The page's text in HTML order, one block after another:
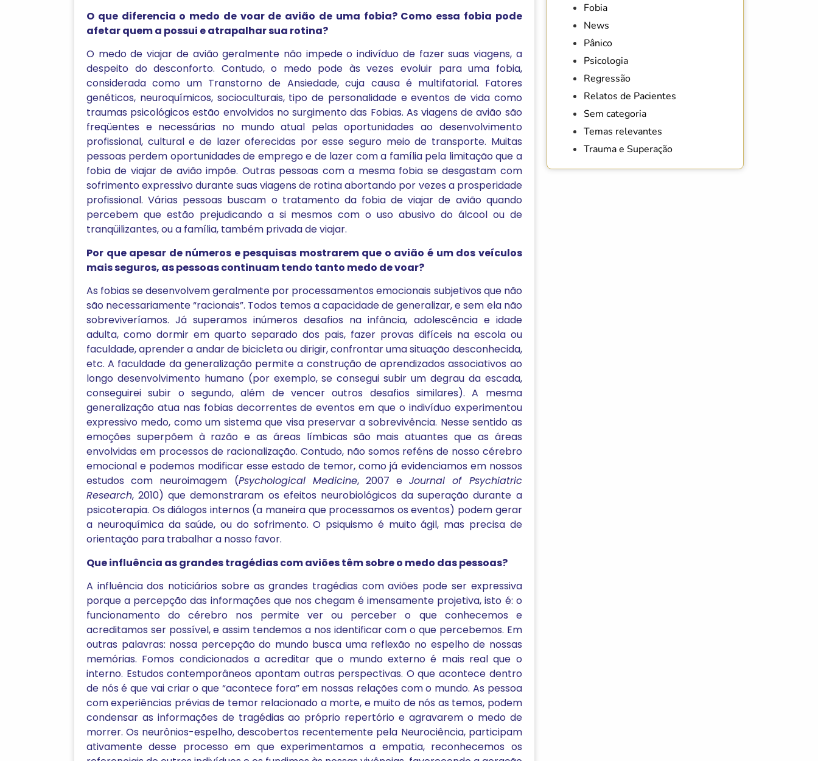
O que diferencia o medo de voar de avião de uma fobia? Como essa fobia pode
afetar quem a possui e atrapalhar sua rotina?
O medo de viajar de avião geralmente não impede o indivíduo de fazer suas viagens, a
despeito do desconforto. Contudo, o medo pode às vezes evoluir para uma fobia,
considerada como um Transtorno de Ansiedade, cuja causa é multifatorial. Fatores
genéticos, neuroquímicos, socioculturais, tipo de personalidade e eventos de vida como
traumas psicológicos estão envolvidos no surgimento das Fobias. As viagens de avião são
freqüentes e necessárias no mundo atual pelas oportunidades ao desenvolvimento
profissional, cultural e de lazer oferecidas por esse seguro meio de transporte. Muitas
pessoas perdem oportunidades de emprego e de lazer com a família pela limitação que a
fobia de viajar de avião impõe. Outras pessoas com a mesma fobia se desgastam com
sofrimento expressivo durante suas viagens de rotina abortando por vezes a prosperidade
profissional. Várias pessoas buscam o tratamento da fobia de viajar de avião quando
percebem que estão prejudicando a si mesmos com o uso abusivo do álcool ou de
tranqüilizantes, ou a família, também privada de viajar.
Por que apesar de números e pesquisas mostrarem que o avião é um dos veículos
mais seguros, as pessoas continuam tendo tanto medo de voar?
As fobias se desenvolvem geralmente por processamentos emocionais subjetivos que não
são necessariamente “racionais”. Todos temos a capacidade de generalizar, e sem ela não
sobreviveríamos. Já superamos inúmeros desafios na infância, adolescência e idade
adulta, como dormir em quarto separado dos pais, fazer provas difíceis na escola ou
faculdade, aprender a andar de bicicleta ou dirigir, confrontar uma situação desconhecida,
etc. A faculdade da generalização permite a construção de aprendizados associativos ao
longo desenvolvimento humano (por exemplo, se consegui subir um degrau da escada,
conseguirei subir o segundo, além de vencer outros desafios similares). A mesma
generalização atua nas fobias decorrentes de eventos em que o indivíduo experimentou
expressivo medo, como um sistema que visa preservar a sobrevivência. Nesse sentido as
emoções superpõem à razão e as áreas límbicas são mais atuantes que as áreas
envolvidas em processos de racionalização. Contudo, não somos reféns de nosso cérebro
emocional e podemos modificar esse estado de temor, como já evidenciamos em nossos
estudos com neuroimagem (Psychological Medicine, 2007 eJournal of Psychiatric
Research, 2010) que demonstraram os efeitos neurobiológicos da superação durante a
psicoterapia. Os diálogos internos (a maneira que processamos os eventos) podem gerar
a neuroquímica da saúde, ou do sofrimento. O psiquismo é muito ágil, mas precisa de
orientação para trabalhar a nosso favor.
Que influência as grandes tragédias com aviões têm sobre o medo das pessoas?
A influência dos noticiários sobre as grandes tragédias com aviões pode ser expressiva
porque a percepção das informações que nos chegam é imensamente projetiva, isto é: o
funcionamento do cérebro nos permite ver ou perceber o que conhecemos e
acreditamos ser possível, e assim tendemos a nos identificar com o que percebemos. Em
outras palavras: nossa percepção do mundo busca uma reflexão no espelho de nossas
memórias. Fomos condicionados a acreditar que o mundo externo é mais real que o
interno. Estudos contemporâneos apontam outras perspectivas. O que acontece dentro
de nós é que vai criar o que “acontece fora” em nossas relações com o mundo. As pessoa
com experiências prévias de temor relacionado a morte, e muito de nós as temos, podem
condensar as informações de tragédias ao próprio repertório e agravarem o medo de
morrer. Os neurônios-espelho, descobertos recentemente pela Neurociência, participam
ativamente desse processo em que experimentamos a empatia, reconhecemos os
Fobia
News
Pânico
Psicologia
Regressão
Relatos de Pacientes
Sem categoria
Temas relevantes
Trauma e Superação